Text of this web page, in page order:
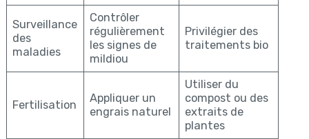
Surveillance
des
maladies
Contrôler
régulièrement
les signes de
mildiou
Privilégier des
traitements bio
Fertilisation
Appliquer un
engrais naturel
Utiliser du
compost ou des
extraits de
plantes